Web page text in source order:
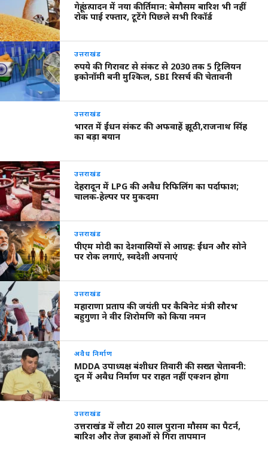
गेहूं उत्पादन में नया कीर्तिमान: बेमौसम बारिश भी नहीं
रोक पाई रफ्तार, टूटेंगे पिछले सभी रिकॉर्ड
उत्तराखंड
रुपये की गिरावट से संकट से 2030 तक 5 ट्रिलियन
इकोनॉमी बनी मुश्किल, SBI रिसर्च की चेतावनी
उत्तराखंड
भारत में ईंधन संकट की अफवाहें झूठी,राजनाथ सिंह
का बड़ा बयान
उत्तराखंड
देहरादून में LPG की अवैध रिफिलिंग का पर्दाफाश;
चालक‑हेल्पर पर मुकदमा
उत्तराखंड
पीएम मोदी का देशवासियों से आग्रह: ईंधन और सोने
पर रोक लगाएं, स्वदेशी अपनाएं
उत्तराखंड
महाराणा प्रताप की जयंती पर कैबिनेट मंत्री सौरभ
बहुगुणा ने वीर शिरोमणि को किया नमन
अवैध निर्माण
MDDA उपाध्यक्ष बंशीधर तिवारी की सख्त चेतावनी:
दून में अवैध निर्माण पर राहत नहीं एक्शन होगा
उत्तराखंड
उत्तराखंड में लौटा 20 साल पुराना मौसम का पैटर्न,
बारिश और तेज हवाओं से गिरा तापमान